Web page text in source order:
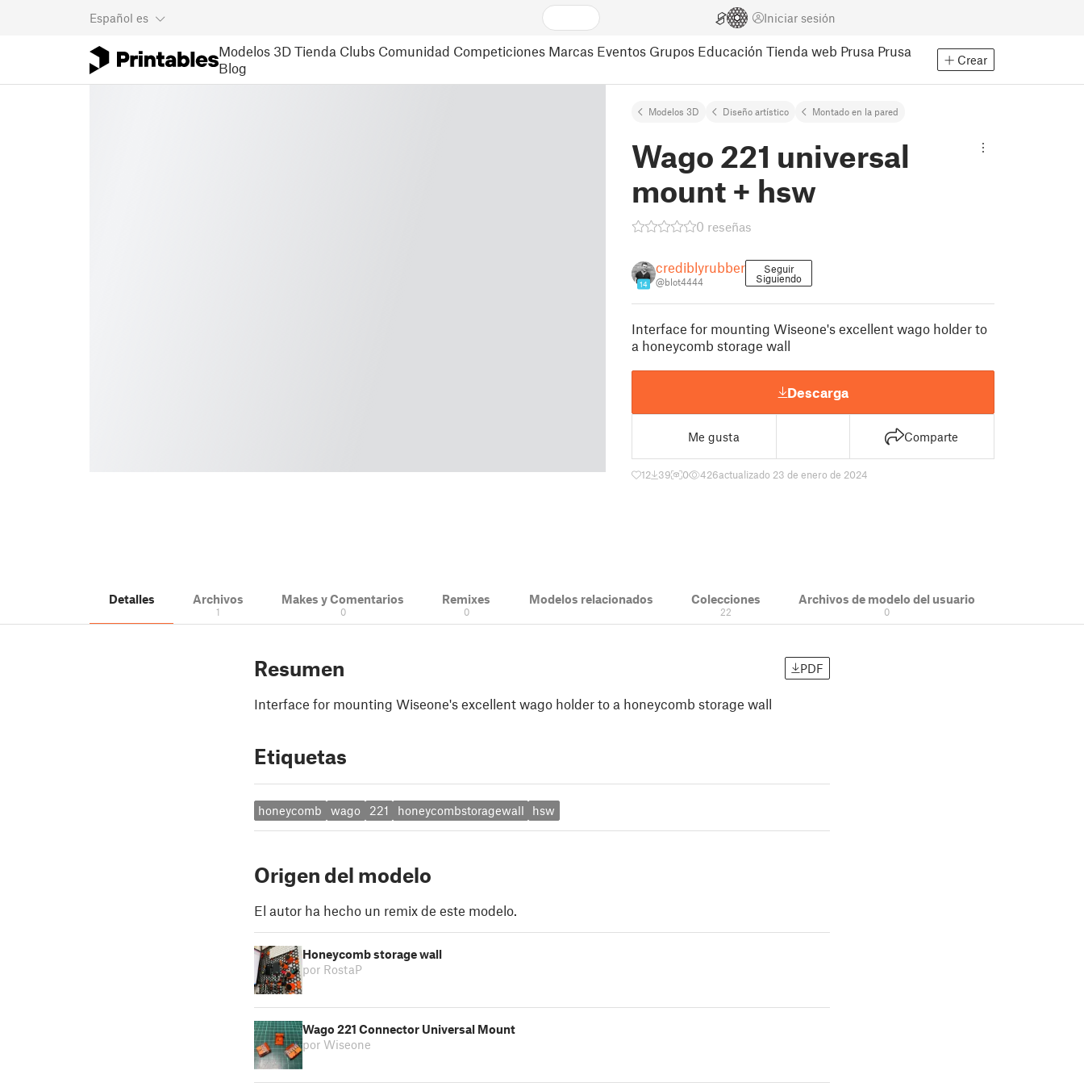
Español es Iniciar sesión
Modelos 3D Tienda Clubs Comunidad Competiciones Marcas Eventos Grupos Educación Tienda web Prusa Prusa
Blog
Crear
Modelos 3D Diseño artístico Montado en la pared
Wago 221 universal
mount + hsw
0 reseñas
14
crediblyrubber
@blot4444
Seguir
Siguiendo
Interface for mounting Wiseone's excellent wago holder to
a honeycomb storage wall
Descarga
Me gusta Comparte
12 39 0 426actualizado 23 de enero de 2024
Detalles Archivos
1
Makes y Comentarios
0
Remixes
0
Modelos relacionados Colecciones
22
Archivos de modelo del usuario
0
Resumen PDF
Interface for mounting Wiseone's excellent wago holder to a honeycomb storage wall
Etiquetas
honeycomb wago 221 honeycombstoragewall hsw
Origen del modelo
El autor ha hecho un remix de este modelo.
Honeycomb storage wall
por RostaP
Wago 221 Connector Universal Mount
por Wiseone